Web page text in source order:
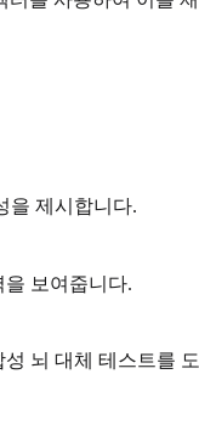
을 제시합니다.
보여줍니다.
뇌 대체 테스트를